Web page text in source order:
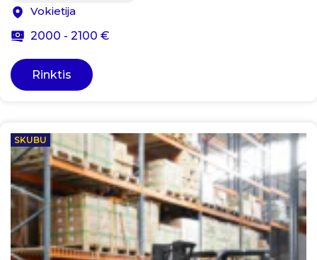
Vokietija
2000 - 2100 €
Rinktis
SKUBU